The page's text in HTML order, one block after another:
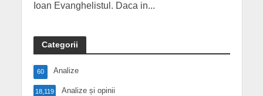
Ioan Evanghelistul. Daca in...
Categorii
Analize
60
Analize și opinii
18,119